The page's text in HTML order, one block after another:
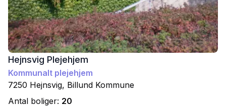
Hejnsvig Plejehjem
Kommunalt plejehjem
7250 Hejnsvig, Billund Kommune
Antal boliger: 20